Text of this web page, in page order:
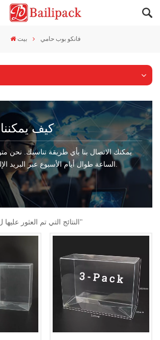
بيت فانكو بوب حامي
كيف
يمكنك الاتصال بنا بأي طريقة تناسبك. نحن
الساعة طوال أيام الأسبوع عبر البريد الإلكتروني أو الهاتف.
7 النتائج التي تم العثور عليها ل "فانكو بوب حامي"